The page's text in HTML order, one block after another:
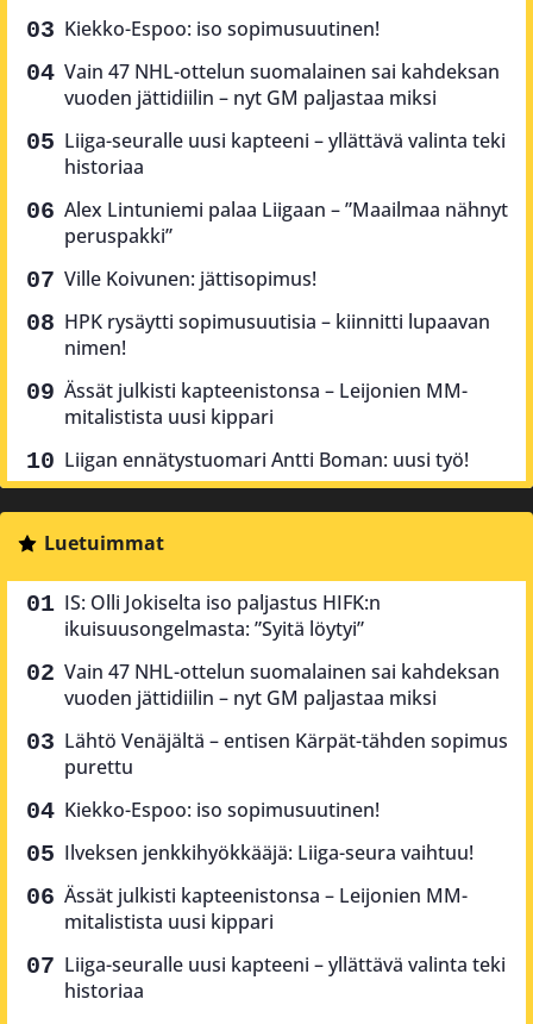
Kiekko-Espoo: iso sopimusuutinen!
Vain 47 NHL-ottelun suomalainen sai kahdeksan
vuoden jättidiilin – nyt GM paljastaa miksi
Liiga-seuralle uusi kapteeni – yllättävä valinta teki
historiaa
Alex Lintuniemi palaa Liigaan – ”Maailmaa nähnyt
peruspakki”
Ville Koivunen: jättisopimus!
HPK rysäytti sopimusuutisia – kiinnitti lupaavan
nimen!
Ässät julkisti kapteenistonsa – Leijonien MM-
mitalistista uusi kippari
Liigan ennätystuomari Antti Boman: uusi työ!
Luetuimmat
IS: Olli Jokiselta iso paljastus HIFK:n
ikuisuusongelmasta: ”Syitä löytyi”
Vain 47 NHL-ottelun suomalainen sai kahdeksan
vuoden jättidiilin – nyt GM paljastaa miksi
Lähtö Venäjältä – entisen Kärpät-tähden sopimus
purettu
Kiekko-Espoo: iso sopimusuutinen!
Ilveksen jenkkihyökkääjä: Liiga-seura vaihtuu!
Ässät julkisti kapteenistonsa – Leijonien MM-
mitalistista uusi kippari
Liiga-seuralle uusi kapteeni – yllättävä valinta teki
historiaa